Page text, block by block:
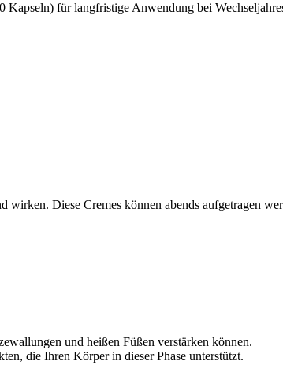
für langfristige Anwendung bei
Diese Cremes können abends aufgetragen
und heißen Füßen verstärken können.
die Ihren Körper in dieser Phase unterstützt.